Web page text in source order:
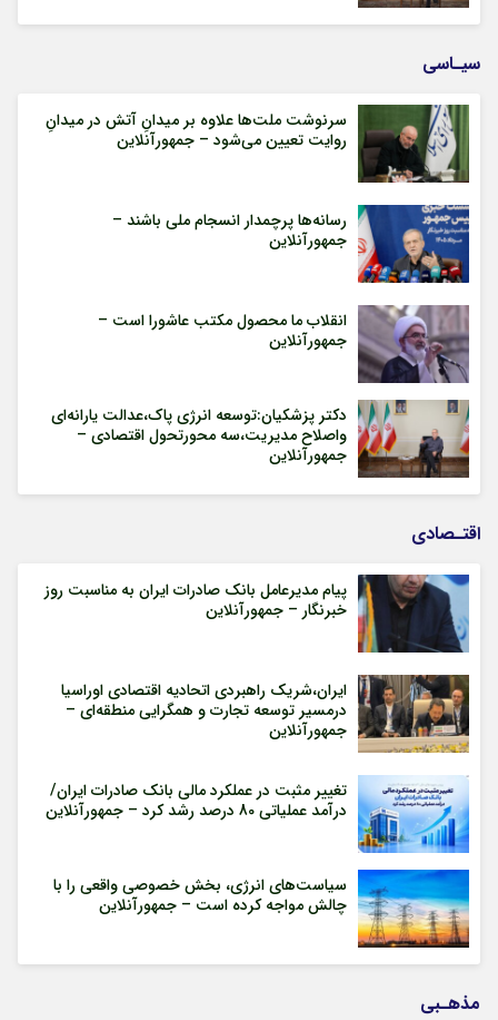
سیـاسی
سرنوشت ملت‌ها علاوه بر میدانِ آتش در میدانِ
روایت تعیین می‌شود – جمهورآنلاین
رسانه‌ها پرچمدار انسجام ملی باشند –
جمهورآنلاین
انقلاب ما محصول مکتب عاشورا است –
جمهورآنلاین
دکتر پزشکیان:توسعه انرژی پاک،عدالت یارانه‌ای
واصلاح مدیریت،سه محورتحول اقتصادی –
جمهورآنلاین
اقتـصادی
پیام مدیرعامل بانک صادرات ایران به مناسبت روز
خبرنگار – جمهورآنلاین
ایران،شریک راهبردی اتحادیه اقتصادی اوراسیا
درمسیر توسعه تجارت و همگرایی منطقه‌ای –
جمهورآنلاین
تغییر مثبت در عملکرد مالی بانک صادرات ایران/
درآمد عملیاتی 80 درصد رشد کرد – جمهورآنلاین
سیاست‌های انرژی، بخش خصوصی واقعی را با
چالش مواجه کرده است – جمهورآنلاین
مذهـبی